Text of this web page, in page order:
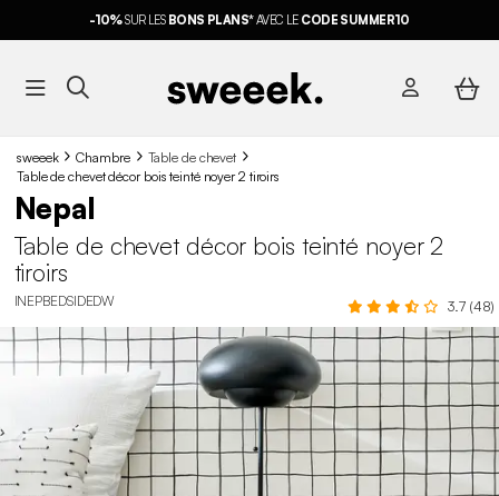
-10%SUR LES BONS PLANS*AVEC LE CODE SUMMER10
sweeek Chambre
Table de chevet
Table de chevet décor bois teinté noyer 2 tiroirs
Nepal
Table de chevet décor bois teinté noyer 2
tiroirs
INEPBEDSIDEDW 3.7 (48)